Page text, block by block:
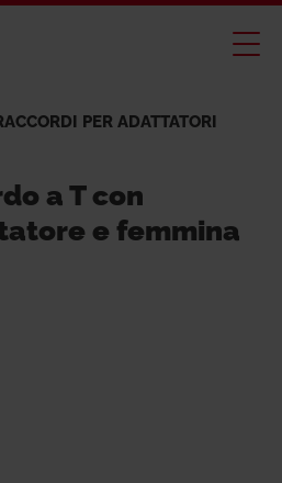
PER ADATTATORI
a T con
e femmina